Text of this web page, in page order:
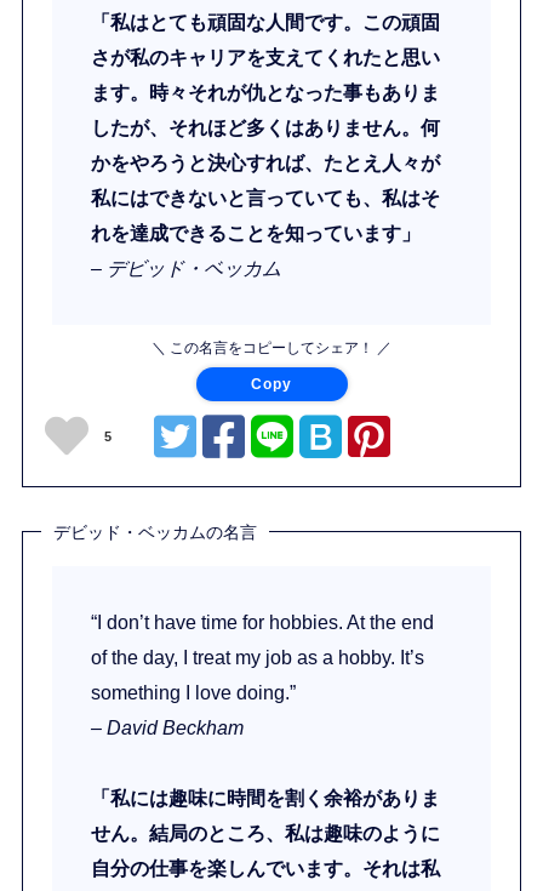
「私はとても頑固な人間です。この頑固
さが私のキャリアを支えてくれたと思い
ます。時々それが仇となった事もありま
したが、それほど多くはありません。何
かをやろうと決心すれば、たとえ人々が
私にはできないと言っていても、私はそ
れを達成できることを知っています」
– デビッド・ベッカム
＼ この名言をコピーしてシェア！ ／
Copy
5
デビッド・ベッカムの名言
“I don’t have time for hobbies. At the end
of the day, I treat my job as a hobby. It’s
something I love doing.”
– David Beckham
「私には趣味に時間を割く余裕がありま
せん。結局のところ、私は趣味のように
自分の仕事を楽しんでいます。それは私